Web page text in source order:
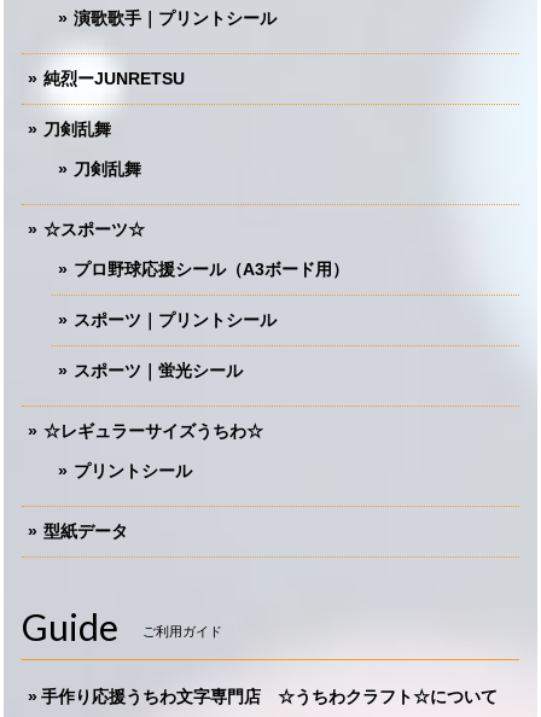
演歌歌手｜プリントシール
純烈ーJUNRETSU
刀剣乱舞
刀剣乱舞
☆スポーツ☆
プロ野球応援シール（A3ボード用）
スポーツ｜プリントシール
スポーツ｜蛍光シール
☆レギュラーサイズうちわ☆
プリントシール
型紙データ
Guide ご利用ガイド
手作り応援うちわ文字専門店 ☆うちわクラフト☆について